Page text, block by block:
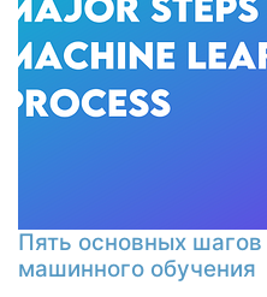
Пять основных
машинного обучения